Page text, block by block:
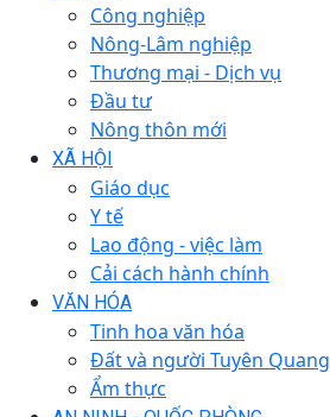
Công nghiệp
Nông-Lâm nghiệp
Thương mại - Dịch vụ
Đầu tư
Nông thôn mới
XÃ HỘI
Giáo dục
Y tế
Lao động - việc làm
Cải cách hành chính
VĂN HÓA
Tinh hoa văn hóa
Đất và người Tuyên Quang
Ẩm thực